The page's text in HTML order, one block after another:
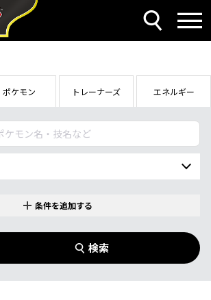
ポケモン トレーナーズ エネルギー
条件を追加する
検索